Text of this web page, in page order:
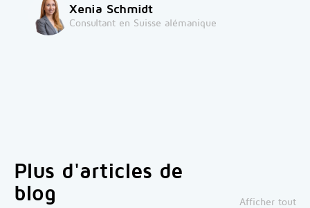
Xenia Schmidt
Consultant en Suisse alémanique
Plus d'articles de
blog
Afficher tout